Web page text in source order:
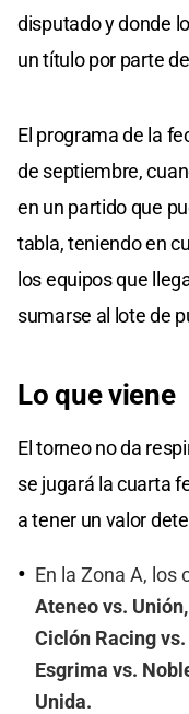
disputado y donde
un título por parte
El programa de la
de septiembre,
en un partido que
tabla, teniendo en
los equipos que
sumarse al lote de
Lo que viene
El torneo no da
se jugará la cuarta
a tener un valor
En la Zona A, los
Ateneo vs.
Ciclón Racing
Esgrima vs.
Unida.